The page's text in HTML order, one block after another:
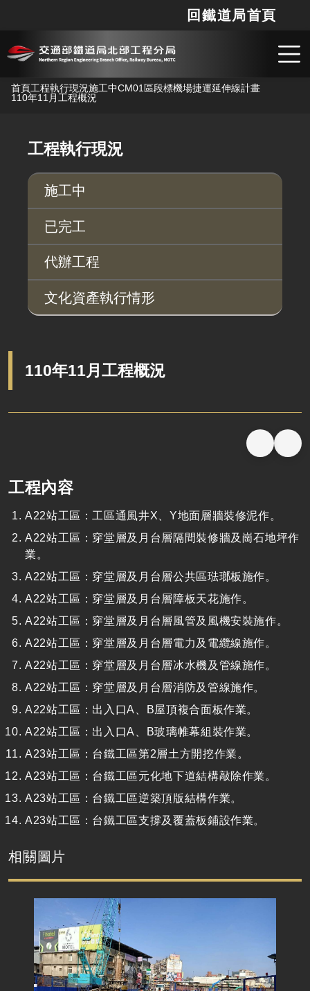
跳到主要內容
回鐵道局首頁
首頁工程執行現況施工中CM01區段標機場捷運延伸線計畫
110年11月工程概況
工程執行現況
施工中
已完工
代辦工程
文化資產執行情形
110年11月工程概況
工程內容
A22站工區：工區通風井X、Y地面層牆裝修泥作。
A22站工區：穿堂層及月台層隔間裝修牆及崗石地坪作
業。
A22站工區：穿堂層及月台層公共區琺瑯板施作。
A22站工區：穿堂層及月台層障板天花施作。
A22站工區：穿堂層及月台層風管及風機安裝施作。
A22站工區：穿堂層及月台層電力及電纜線施作。
A22站工區：穿堂層及月台層冰水機及管線施作。
A22站工區：穿堂層及月台層消防及管線施作。
A22站工區：出入口A B屋頂複合面板作業。
A22站工區：出入口A B玻璃帷幕組裝作業。
A23站工區：台鐵工區第2層土方開挖作業。
A23站工區：台鐵工區元化地下道結構敲除作業。
A23站工區：台鐵工區逆築頂版結構作業。
A23站工區：台鐵工區支撐及覆蓋板鋪設作業。
相關圖片